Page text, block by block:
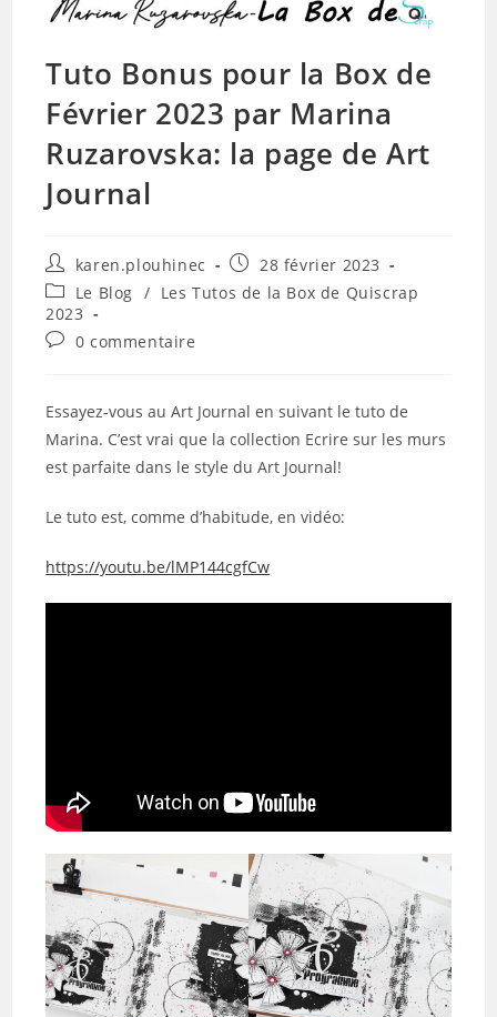
Tuto Bonus pour la Box de
Février 2023 par Marina
Ruzarovska: la page de Art
Journal
Auteur/autrice
de
la
publication :
karen.plouhinec
Publication
publiée :
28 février 2023
Post
category:
Le Blog / Les Tutos de la Box de Quiscrap
2023
Commentaires
publication :
0 commentaire
Essayez-vous au Art Journal en suivant le tuto de
Marina. C’est vrai que la collection Ecrire sur les murs
est parfaite dans le style du Art Journal!
Le tuto est, comme d’habitude, en vidéo:
https://youtu.be/lMP144cgfCw